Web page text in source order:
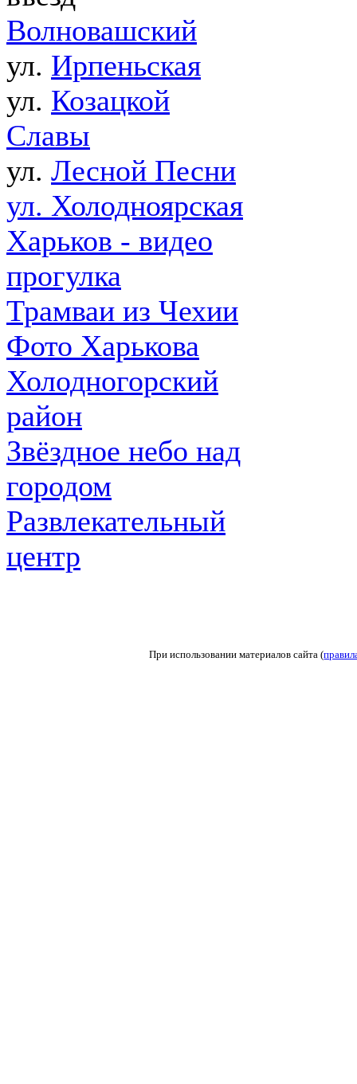
Волновашский
ул. Ирпеньская
ул. Козацкой
Славы
ул. Лесной Песни
ул. Холодноярская
Харьков - видео
прогулка
Трамваи из Чехии
Фото Харькова
Холодногорский
район
Звёздное небо над
городом
Развлекательный
центр
При использовании материалов сайта (